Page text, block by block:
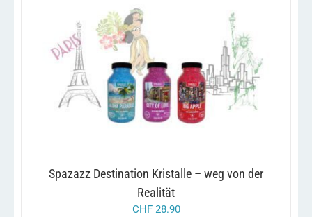
AUSFÜHRUNG WÄHLEN
DIESES
PRODUKT
WEIST
MEHRERE
VARIANTEN
KÖNNEN
PRODUKTSEITE
/ DETAILS
Spazazz Destination Kristalle – weg von der
Realität
CHF28.90